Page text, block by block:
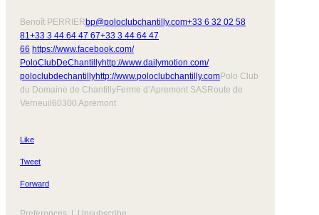
Benoît PERRIERbp@poloclubchantilly.com+33 6 32 02 58
81 +33 3 44 64 47 67+33 3 44 64 47
66 https://www.facebook.com/
PoloClubDeChantillyhttp://www.dailymotion.com/
poloclubdechantillyhttp://www.poloclubchantilly.comPolo Club
du Domaine de ChantillyFerme d’Apremont SASRoute de
Verneuil60300 Apremont
Like
Tweet
Forward